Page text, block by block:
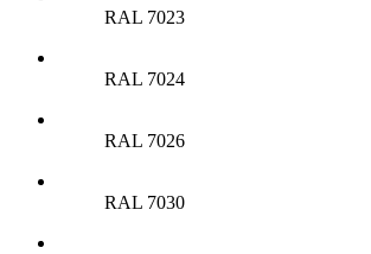
RAL 7023
RAL 7024
RAL 7026
RAL 7030